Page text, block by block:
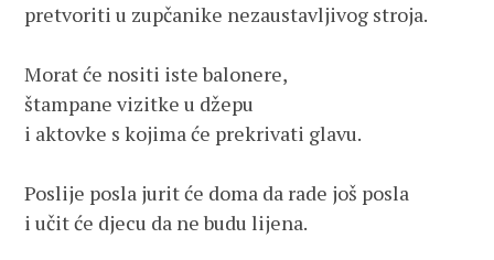
pretvoriti u zupčanike nezaustavljivog stroja.
Morat će nositi iste balonere,
štampane vizitke u džepu
i aktovke s kojima će prekrivati glavu.
Poslije posla jurit će doma da rade još posla
i učit će djecu da ne budu lijena.